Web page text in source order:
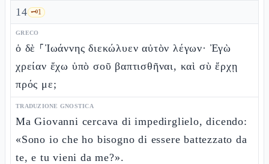
14 🗝️1
GRECO
ὁ δὲ ⸀Ἰωάννης διεκώλυεν αὐτὸν λέγων· Ἐγὼ
χρείαν ἔχω ὑπὸ σοῦ βαπτισθῆναι, καὶ σὺ ἔρχῃ
πρός με;
TRADUZIONE GNOSTICA
Ma Giovanni cercava di impedirglielo, dicendo:
«Sono io che ho bisogno di essere battezzato da
te, e tu vieni da me?».